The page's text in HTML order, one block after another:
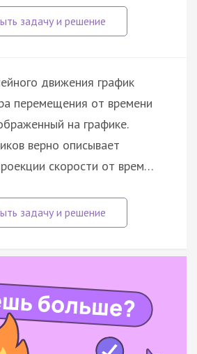
движения график
перемещения от времени
на графике.
верно описывает
скорости от врем…